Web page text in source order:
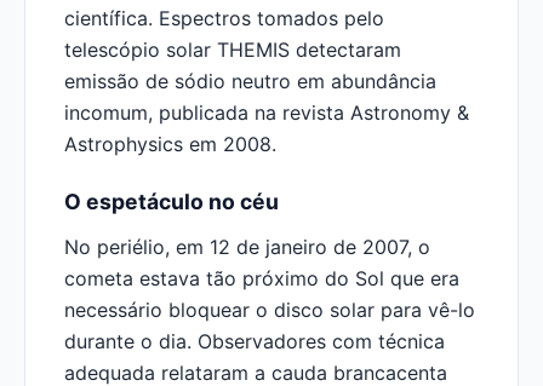
científica. Espectros tomados pelo
telescópio solar THEMIS detectaram
emissão de sódio neutro em abundância
incomum, publicada na revista Astronomy &
Astrophysics em 2008.
O espetáculo no céu
No periélio, em 12 de janeiro de 2007, o
cometa estava tão próximo do Sol que era
necessário bloquear o disco solar para vê-lo
durante o dia. Observadores com técnica
adequada relataram a cauda brancacenta